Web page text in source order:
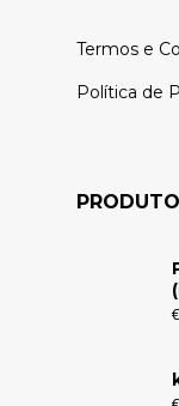
Termos e
Política de
€